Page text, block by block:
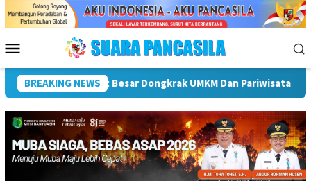
Menu
Mobile
BREAKING NEWS
Plt Bupati Hendri Dukung Percepatan Penyaluran DAK Fisik Dan